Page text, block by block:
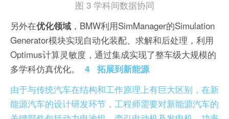
图 3 学科间数据协同
另外在优化领域 ，BMW利用SimManager的Simulation
Generator模块实现自动化装配、求解和后处理，利用
Optimus计算灵敏度，通过集成实现了整车级大规模的
多学科仿真优化。
4 拓展到新能源
由于与传统汽车在结构和工作原理上有巨大区别，在新
能源汽车的设计研发环节，工程师需要对新能源汽车的